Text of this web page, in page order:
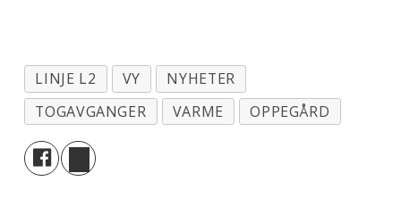
LINJE L2 VY
NYHETER
TOGAVGANGER
VARME OPPEGÅRD